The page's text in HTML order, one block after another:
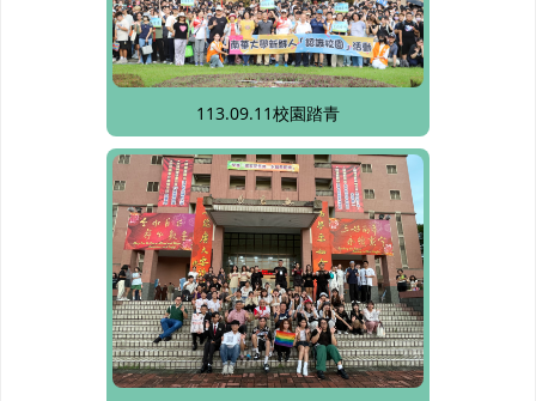
113.09.11校園踏青